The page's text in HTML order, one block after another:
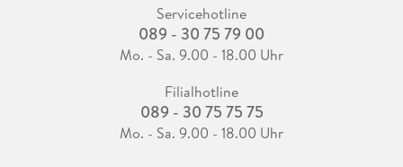
Servicehotline
089 - 30 75 79 00
Mo. - Sa. 9.00 - 18.00 Uhr
Filialhotline
089 - 30 75 75 75
Mo. - Sa. 9.00 - 18.00 Uhr